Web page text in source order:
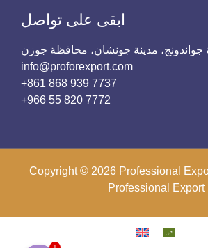
ابقى على تواصل
جواندونج، مدينة جونشان، محافظة جوزن
info@proforexport.com
7737 939 868 861+
7772 820 55 966+
Copyright © 2026 Professional
Professional Export